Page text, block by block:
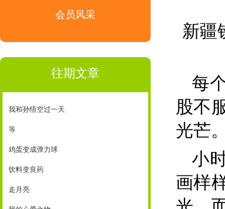
会员风采
往期文章
我和孙悟空过一天
等
鸡蛋变成弹力球
饮料变良药
走月亮
新疆
每
股不
光芒
小
画样